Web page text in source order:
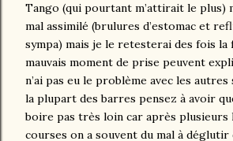
Tango (qui pourtant m’attirait le plus)
mal assimilé (brulures d’estomac et
sympa) mais je le retesterai des fois la
mauvais moment de prise peuvent
n’ai pas eu le problème avec les autres
la plupart des barres pensez à avoir
boire pas très loin car après plusieurs
courses on a souvent du mal à